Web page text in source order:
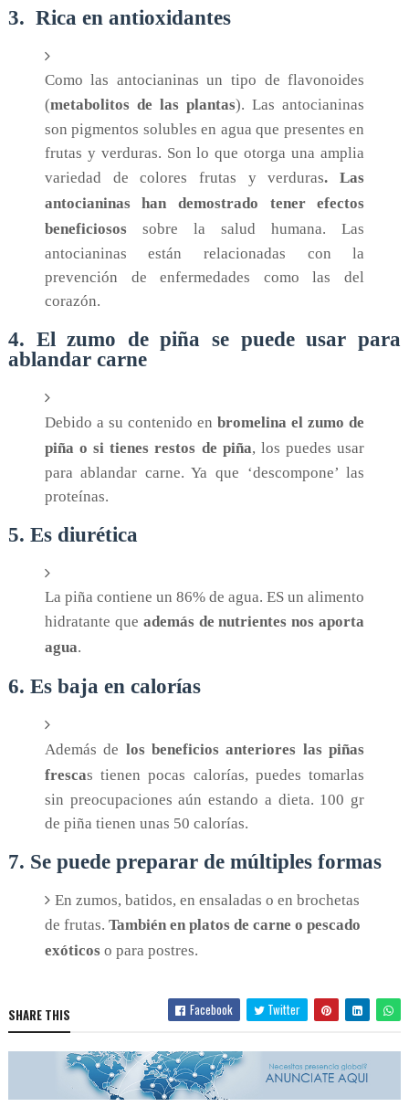
3. Rica en antioxidantes
Como las antocianinas un tipo de flavonoides
(metabolitos de las plantas). Las antocianinas
son pigmentos solubles en agua que presentes en
frutas y verduras. Son lo que otorga una amplia
variedad de colores frutas y verduras. Las
antocianinas han demostrado tener efectos
beneficiosossobre la salud humana. Las
antocianinas están relacionadas con la
prevención de enfermedades como las del
corazón.
4. El zumo de piña se puede usar para
ablandar carne
Debido a su contenido enbromelina el zumo de
piña o si tienes restos de piña, los puedes usar
para ablandar carne. Ya que ‘descompone’ las
proteínas.
5. Es diurética
La piña contiene un 86% de agua. ES un alimento
hidratante que además de nutrientes nos aporta
agua.
6. Es baja en calorías
Además de los beneficios anteriores las piñas
frescas tienen pocas calorías, puedes tomarlas
sin preocupaciones aún estando a dieta. 100 gr
de piña tienen unas 50 calorías.
7. Se puede preparar de múltiples formas
En zumos, batidos, en ensaladas o en brochetas
de frutas. También en platos de carne o pescado
exóticoso para postres.
SHARE THIS Facebook Twitter